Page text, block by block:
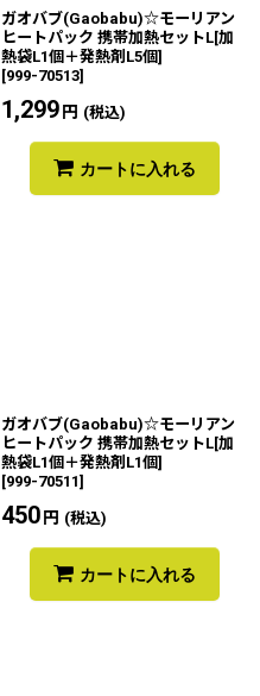
ガオバブ(Gaobabu)☆モーリアン
ヒートパック 携帯加熱セットL[加
熱袋L1個＋発熱剤L5個]
[999-70513]
1,299円 (税込)
カートに入れる
ガオバブ(Gaobabu)☆モーリアン
ヒートパック 携帯加熱セットL[加
熱袋L1個＋発熱剤L1個]
[999-70511]
450円 (税込)
カートに入れる